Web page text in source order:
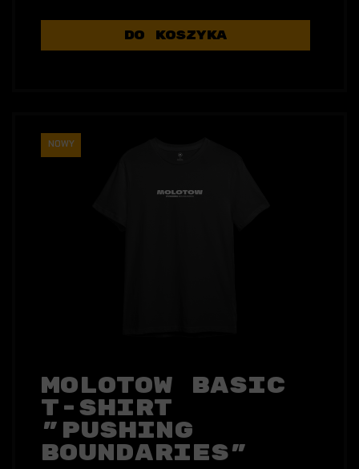
DO KOSZYKA
Molotow Basic
T-Shirt
"Pushing
Boundaries"
NOWY